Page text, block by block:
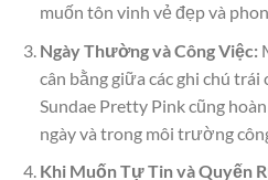
muốn tôn vinh vẻ đẹp và
Ngày Thường và Công Việc:
cân bằng giữa các ghi chú trái
Sundae Pretty Pink cũng
ngày và trong môi trường
Khi Muốn Tự Tin và Quyến